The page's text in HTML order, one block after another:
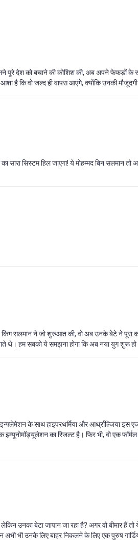
पूरे देश को बचाने की कोशिश की, अब अपने फेफड़ों के
है कि वो जल्द ही वापस आएंगे, क्योंकि उनकी
सारा सिस्टम हिल जाएगा! ये मोहम्मद बिन सलमान तो
किंग सलमान ने जो शुरुआत की, वो अब उनके बेटे ने पूरा
थे। हम सबको ये समझना होगा कि अब नया युग शुरू हो
के साथ हाइपरथर्मिया और आर्थ्राल्जिया इस
का रिजल्ट है। फिर भी, वो एक
उनका बेटा जापान जा रहा है? अगर वो बीमार हैं
भी उनके लिए बाहर निकलने के लिए एक पुरुष